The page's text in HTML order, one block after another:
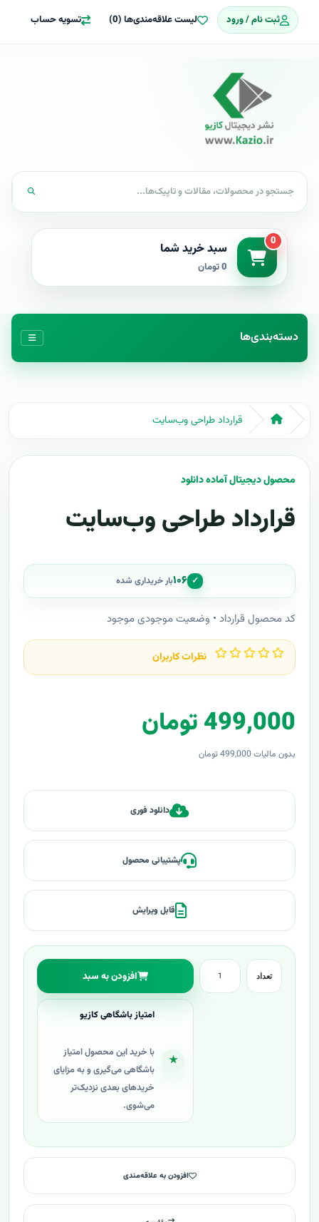
ثبت نام / ورود لیست علاقه‌مندی‌ها (0) تسویه حساب
0 سبد خرید شما
0 تومان
دسته‌بندی‌ها
قرارداد طراحی وب‌سایت
محصول دیجیتال آماده دانلود
قرارداد طراحی وب‌سایت
✓ ۱۰۶بار خریداری شده
کد محصول قرارداد • وضعیت موجودی موجود
نظرات کاربران
499,000 تومان
بدون مالیات 499,000 تومان
دانلود فوری
پشتیبانی محصول
قابل ویرایش
تعداد افزودن به سبد
★
امتیاز باشگاهی کازیو
با خرید این محصول امتیاز
باشگاهی می‌گیری و به مزایای
خریدهای بعدی نزدیک‌تر
می‌شوی.
افزودن به علاقه‌مندی